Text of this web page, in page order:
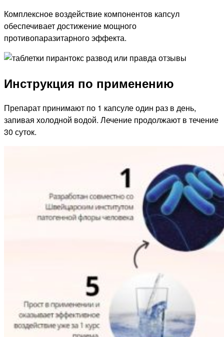
Комплексное воздействие компонентов капсул
обеспечивает достижение мощного
противопаразитарного эффекта.
Инструкция по применению
Препарат принимают по 1 капсуле один раз в день,
запивая холодной водой. Лечение продолжают в течение
30 суток.